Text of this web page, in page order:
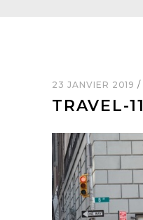
23 JANVIER 2019
TRAVEL-11